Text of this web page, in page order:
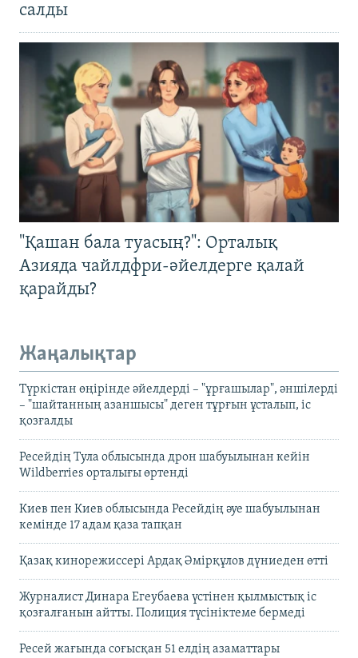
салды
"Қашан бала туасың?": Орталық
Азияда чайлдфри-әйелдерге қалай
қарайды?
Жаңалықтар
Түркістан өңірінде әйелдерді – "ұрғашылар", әншілерді
– "шайтанның азаншысы" деген тұрғын ұсталып, іс
қозғалды
Ресейдің Тула облысында дрон шабуылынан кейін
Wildberries орталығы өртенді
Киев пен Киев облысында Ресейдің әуе шабуылынан
кемінде 17 адам қаза тапқан
Қазақ кинорежиссері Ардақ Әмірқұлов дүниеден өтті
Журналист Динара Егеубаева үстінен қылмыстық іс
қозғалғанын айтты. Полиция түсініктеме бермеді
Ресей жағында соғысқан 51 елдің азаматтары